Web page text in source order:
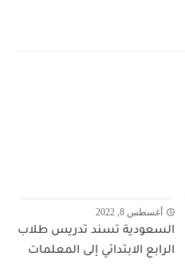
أغسطس 8, 2022
السعودية تسند تدريس طلاب
الرابع الابتدائي إلى المعلمات